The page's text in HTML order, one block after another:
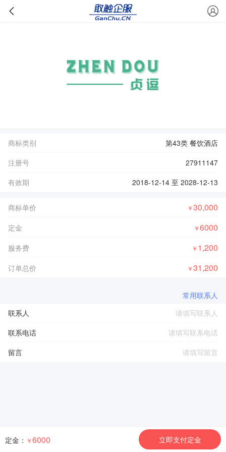
商标类别
第43类 餐饮酒店
注册号
27911147
有效期
2018-12-14 至 2028-12-13
商标单价 ￥30,000
定金 ￥6000
服务费 ￥ 1,200
订单总价 ￥31,200
常用联系人
联系人
联系电话
留言
定金： ￥6000 立即支付定金